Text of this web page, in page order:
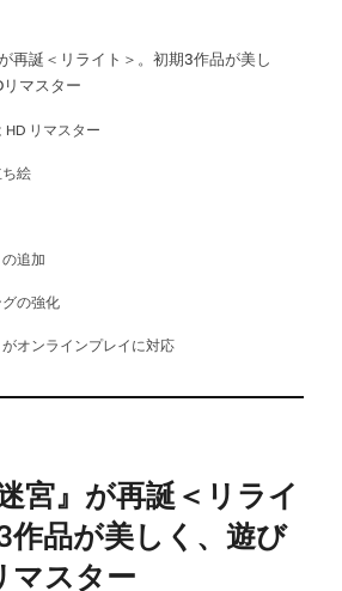
再誕＜リライト＞。初期3作品が美し
リマスター
HD リマスター
絵
追加
の強化
オンラインプレイに対応
宮』が再誕＜リライ
作品が美しく、遊び
マスター